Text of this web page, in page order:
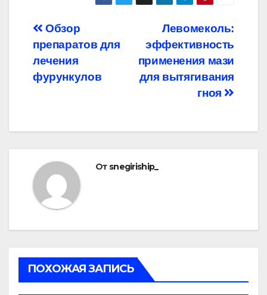
Навигация
по
записям
Левомеколь:
эффективность
применения мази
для вытягивания
гноя
Обзор
препаратов для
лечения
фурункулов
От snegiriship_
ПОХОЖАЯ ЗАПИСЬ